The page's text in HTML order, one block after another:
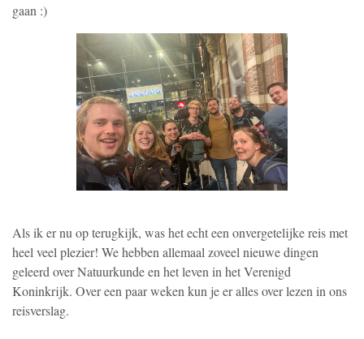
gaan :)
Als ik er nu op terugkijk, was het echt een onvergetelijke reis met
heel veel plezier! We hebben allemaal zoveel nieuwe dingen
geleerd over Natuurkunde en het leven in het Verenigd
Koninkrijk. Over een paar weken kun je er alles over lezen in ons
reisverslag.